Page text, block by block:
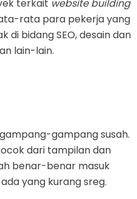
terkait website building
rata para pekerja yang
di bidang SEO, desain dan
lain-lain.
gampang susah.
dari tampilan dan
benar-benar masuk
yang kurang sreg.